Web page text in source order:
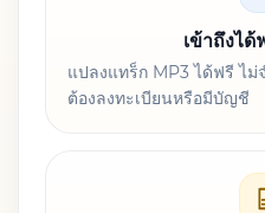
เข้าถึงไ
แปลงแทร็ก MP3 ได้ฟรี ไ
ต้องลงทะเบียนหรือมีบัญชี